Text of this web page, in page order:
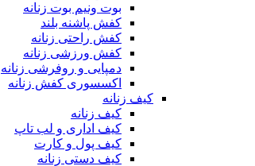
بوت ونیم بوت زنانه
کفش پاشنه بلند
کفش راحتی زنانه
کفش ورزشی زنانه
دمپایی و روفرشی زنانه
اکسسوری کفش زنانه
کیف زنانه
کیف زنانه
کیف اداری و لب تاپ
کیف پول و کارت
کیف دستی زنانه